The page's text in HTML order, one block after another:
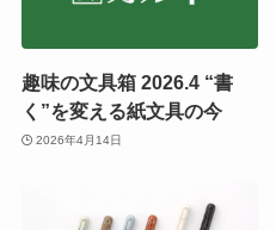
趣味の文具箱 2026.4 “書
く”を変える紙文具の今
2026年4月14日